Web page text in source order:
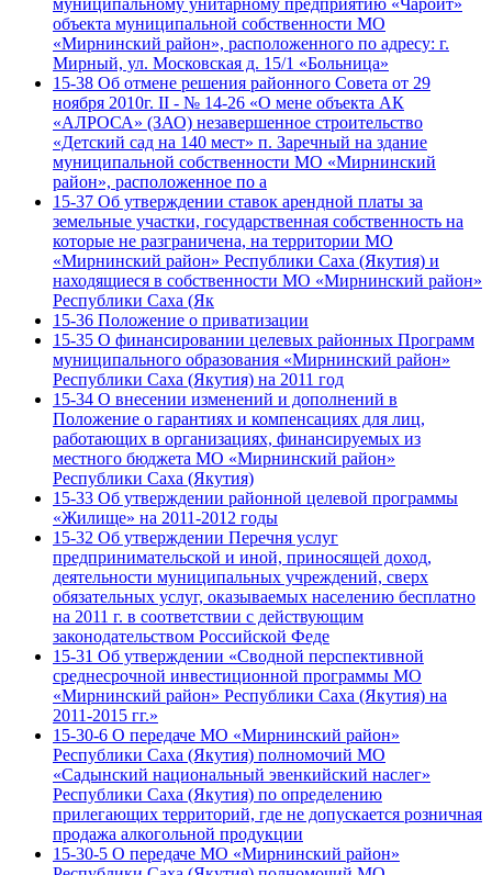
муниципальному унитарному предприятию «Чароит»
объекта муниципальной собственности МО
«Мирнинский район», расположенного по адресу: г.
Мирный, ул. Московская д. 15/1 «Больница»
15-38 Об отмене решения районного Совета от 29
ноября 2010г. II - № 14-26 «О мене объекта АК
«АЛРОСА» (ЗАО) незавершенное строительство
«Детский сад на 140 мест» п. Заречный на здание
муниципальной собственности МО «Мирнинский
район», расположенное по а
15-37 Об утверждении ставок арендной платы за
земельные участки, государственная собственность на
которые не разграничена, на территории МО
«Мирнинский район» Республики Саха (Якутия) и
находящиеся в собственности МО «Мирнинский район»
Республики Саха (Як
15-36 Положение о приватизации
15-35 О финансировании целевых районных Программ
муниципального образования «Мирнинский район»
Республики Саха (Якутия) на 2011 год
15-34 О внесении изменений и дополнений в
Положение о гарантиях и компенсациях для лиц,
работающих в организациях, финансируемых из
местного бюджета МО «Мирнинский район»
Республики Саха (Якутия)
15-33 Об утверждении районной целевой программы
«Жилище» на 2011-2012 годы
15-32 Об утверждении Перечня услуг
предпринимательской и иной, приносящей доход,
деятельности муниципальных учреждений, сверх
обязательных услуг, оказываемых населению бесплатно
на 2011 г. в соответствии с действующим
законодательством Российской Феде
15-31 Об утверждении «Сводной перспективной
среднесрочной инвестиционной программы МО
«Мирнинский район» Республики Саха (Якутия) на
2011-2015 гг.»
15-30-6 О передаче МО «Мирнинский район»
Республики Саха (Якутия) полномочий МО
«Садынский национальный эвенкийский наслег»
Республики Саха (Якутия) по определению
прилегающих территорий, где не допускается розничная
продажа алкогольной продукции
15-30-5 О передаче МО «Мирнинский район»